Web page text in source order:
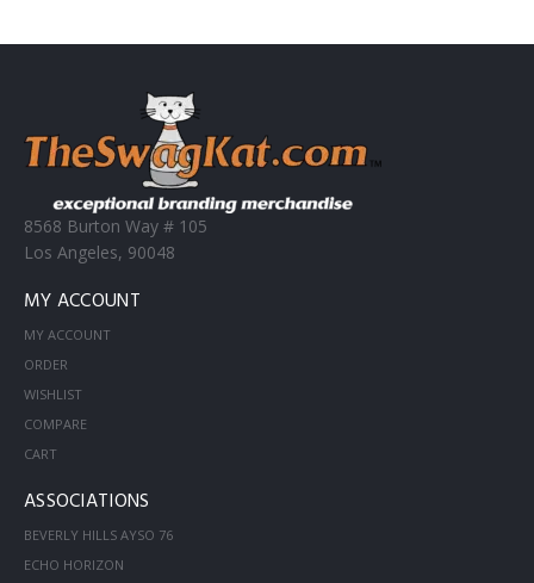
8568 Burton Way # 105
Los Angeles, 90048
MY ACCOUNT
MY ACCOUNT
ORDER
WISHLIST
COMPARE
CART
ASSOCIATIONS
BEVERLY HILLS AYSO 76
ECHO HORIZON